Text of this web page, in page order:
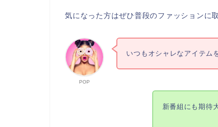
気になった方はぜひ普段のファッションに
POP
いつもオシャレなアイテム
新番組にも期待